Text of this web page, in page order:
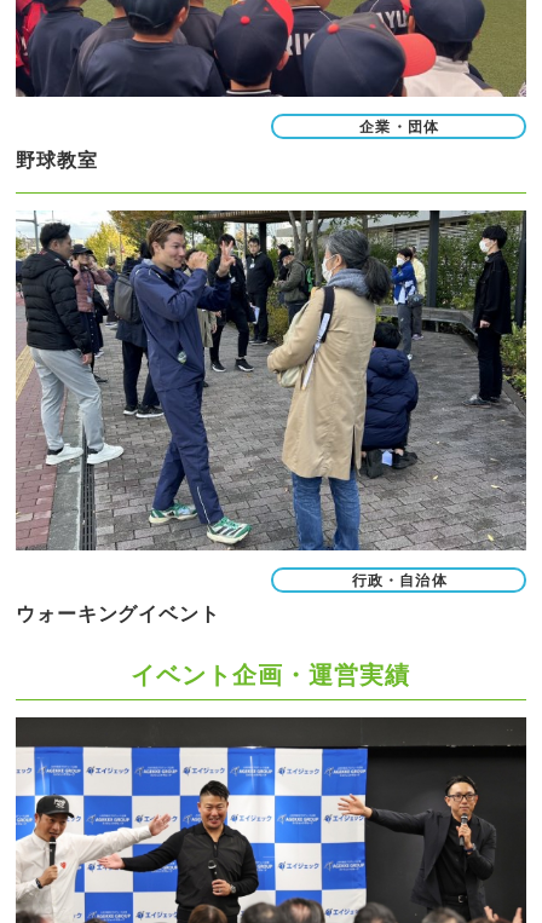
企業・団体
野球教室
行政・自治体
ウォーキングイベント
イベント企画・運営実績